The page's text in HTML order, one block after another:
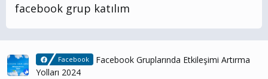
facebook grup katılım
Facebook
Facebook Gruplarında Etkileşimi Artırma
Yolları 2024